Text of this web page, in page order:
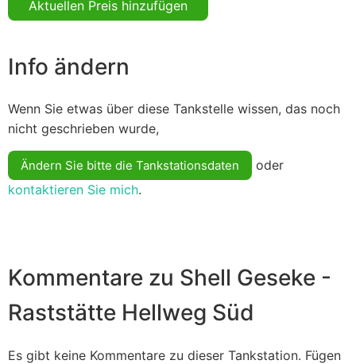
Aktuellen Preis hinzufügen
Info ändern
Wenn Sie etwas über diese Tankstelle wissen, das noch
nicht geschrieben wurde,
Ändern Sie bitte die Tankstationsdaten
oder
kontaktieren Sie mich.
Kommentare zu Shell Geseke -
Raststätte Hellweg Süd
Es gibt keine Kommentare zu dieser Tankstation. Fügen